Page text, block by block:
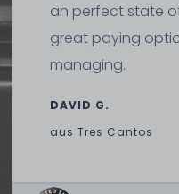
an perfect state
great paying
managing.
DAVID G.
aus Tres Cantos